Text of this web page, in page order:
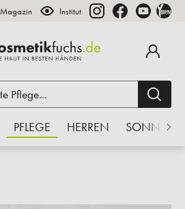
Magazin Institut
PFLEGE HERREN SONNE